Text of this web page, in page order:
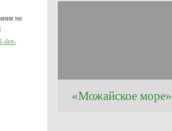
на
den-
«Можайское море»